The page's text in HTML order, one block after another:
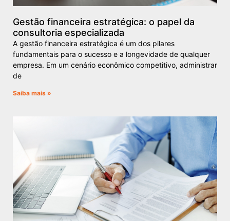
Gestão financeira estratégica: o papel da
consultoria especializada
A gestão financeira estratégica é um dos pilares
fundamentais para o sucesso e a longevidade de qualquer
empresa. Em um cenário econômico competitivo, administrar
de
Saiba mais »